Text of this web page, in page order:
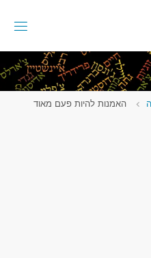
האמנות להיות פעם מאוד